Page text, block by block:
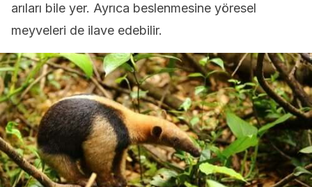
arıları bile yer. Ayrıca beslenmesine yöresel
meyveleri de ilave edebilir.